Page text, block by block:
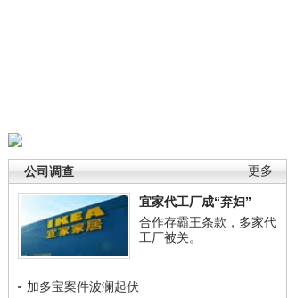
更多
公司调查
宜家代工厂成“弃妇”
合作存霸王条款，多家代
工厂被关。
加多宝案件波澜起伏